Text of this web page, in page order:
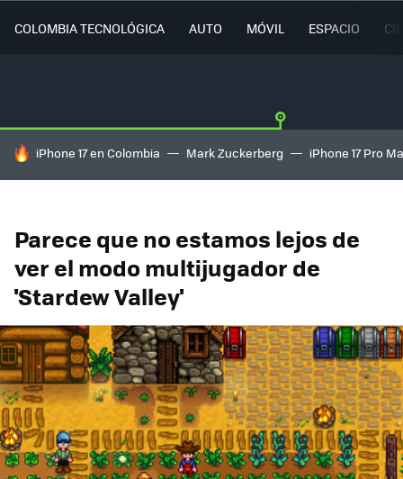
COLOMBIA TECNOLÓGICA AUTO MÓVIL ESPACIO
HOY SE HABLA DE
iPhone 17 en Colombia Mark Zuckerberg iPhone 17 Pro
Parece que no estamos lejos de
ver el modo multijugador de
'Stardew Valley'